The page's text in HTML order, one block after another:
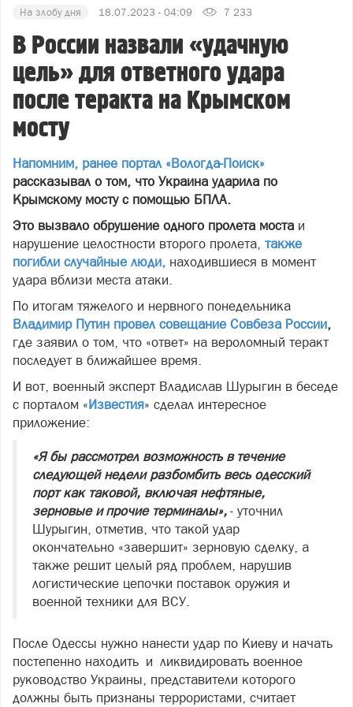
На злобу дня 18.07.2023 - 04:09 7 233
В России назвали «удачную
цель» для ответного удара
после теракта на Крымском
мосту
Напомним, ранее портал «Вологда-Поиск»
рассказывал о том, что Украина ударила по
Крымскому мосту с помощью БПЛА.
Это вызвало обрушение одного пролета мостаи
нарушение целостности второго пролета, также
погибли случайные люди, находившиеся в момент
удара вблизи места атаки.
По итогам тяжелого и нервного понедельника
Владимир Путин провел совещание Совбеза России,
где заявил о том, что «ответ» на вероломный теракт
последует в ближайшее время.
И вот, военный эксперт Владислав Шурыгин в беседе
с порталом «Известия» сделал интересное
приложение:
«Я бы рассмотрел возможность в течение
следующей недели разбомбить весь одесский
порт как таковой, включая нефтяные,
зерновые и прочие терминалы», - уточнил
Шурыгин, отметив, что такой удар
окончательно «завершит» зерновую сделку, а
также решит целый ряд проблем, нарушив
логистические цепочки поставок оружия и
военной техники для ВСУ.
После Одессы нужно нанести удар по Киеву и начать
постепенно находить и ликвидировать военное
руководство Украины, представители которого
должны быть признаны террористами, считает